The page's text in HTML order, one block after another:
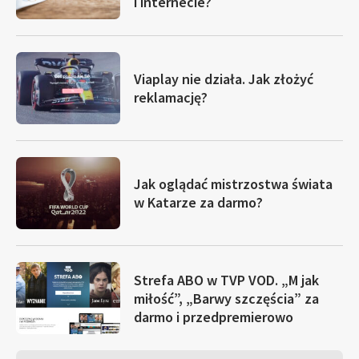
Viaplay nie działa. Jak złożyć
reklamację?
Jak oglądać mistrzostwa świata
w Katarze za darmo?
Strefa ABO w TVP VOD. „M jak
miłość”, „Barwy szczęścia” za
darmo i przedpremierowo